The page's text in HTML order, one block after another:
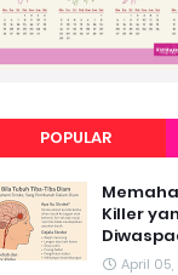
POPULAR
Killer
April 05,